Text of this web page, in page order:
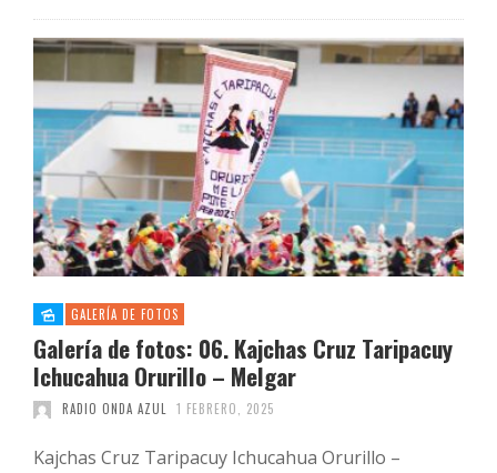
GALERÍA DE FOTOS
Galería de fotos: 06. Kajchas Cruz Taripacuy
Ichucahua Orurillo – Melgar
RADIO ONDA AZUL 1 FEBRERO, 2025
Kajchas Cruz Taripacuy Ichucahua Orurillo –